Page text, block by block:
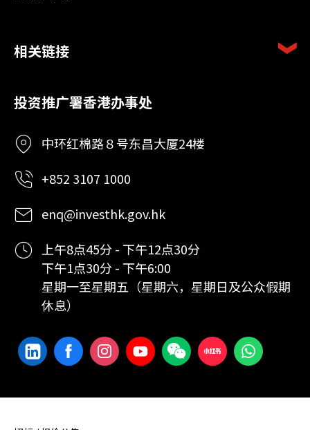
相关链接
投资推广署香港办事处
中环红棉路８号东昌大厦24楼
+852 3107 1000
enq@investhk.gov.hk
上午8点45分 - 下午12点30分
下午1点30分 - 下午6:00
星期一至星期五（星期六，星期日及公众假期
休息）